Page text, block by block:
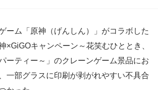
ーム「原神（げんしん）」がコラボした
神×GiGOキャンペーン～花笑むひととき、
ーティー～」のクレーンゲーム景品にお
一部グラスに印刷が剥がれやすい不具合